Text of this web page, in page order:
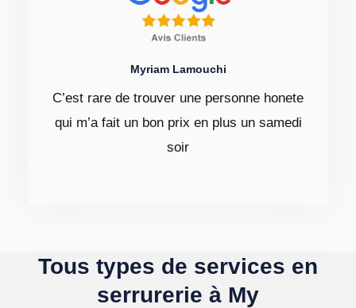
Myriam Lamouchi
C’est rare de trouver une personne honete
qui m’a fait un bon prix en plus un samedi
soir
Tous types de services en
serrurerie à My